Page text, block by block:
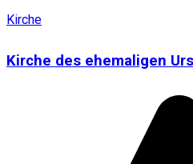
Kirche
Kirche des ehemaligen